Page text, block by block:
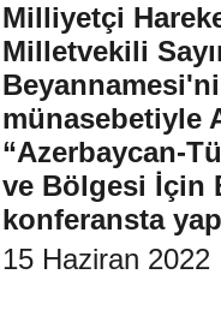
Milliyetçi
Milletvekili
münasebetiyle
“Azerbaycan-
ve Bölgesi İçin
konferansta
15 Haziran 2022